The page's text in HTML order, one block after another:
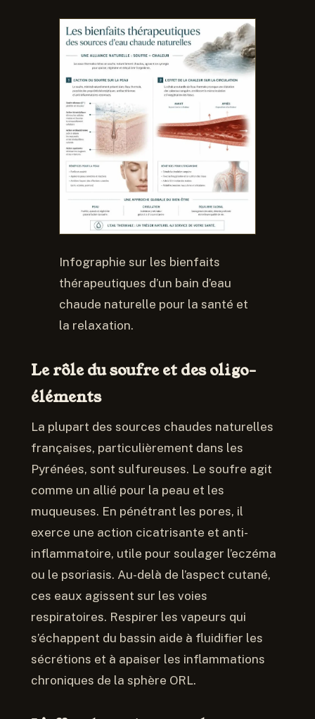
Infographie sur les bienfaits
thérapeutiques d’un bain d’eau
chaude naturelle pour la santé et
la relaxation.
Le rôle du soufre et des oligo-
éléments
La plupart des sources chaudes naturelles
françaises, particulièrement dans les
Pyrénées, sont sulfureuses. Le soufre agit
comme un allié pour la peau et les
muqueuses. En pénétrant les pores, il
exerce une action cicatrisante et anti-
inflammatoire, utile pour soulager l’eczéma
ou le psoriasis. Au-delà de l’aspect cutané,
ces eaux agissent sur les voies
respiratoires. Respirer les vapeurs qui
s’échappent du bassin aide à fluidifier les
sécrétions et à apaiser les inflammations
chroniques de la sphère ORL.